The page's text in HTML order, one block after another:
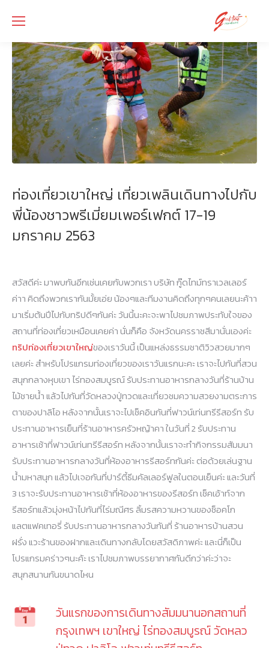
ท่องเที่ยวเขาใหญ่ เที่ยวเพลินเดินทางไปกับ
พี่น้องชาวพรีเมี่ยมเพอร์เฟกต์ 17-19
มกราคม 2563
สวัสดีค่ะ มาพบกันอีกเช่นเคยกับพวกเรา บริษัท กู๊ดไทม์ทราเวลเลอร์
ค่าา คิดถึงพวกเรากันมั้ยเอ่ย น้องๆและทีมงานคิดถึงทุกๆคนเลยนะค้าา
มาเริ่มต้นปีไปกับทริปดีๆกันค่ะ วันนี้นะคะจะพาไปชมภาพประทับใจของ
สถานที่ท่องเที่ยวเหมือนเคยค่า นั่นก็คือ จังหวัดนครราชสีมานั่นเองค่ะ
ทริปท่องเที่ยวเขาใหญ่ของเราวันนี้ เป็นแหล่งธรรมชาติวิวสวยมากๆ
เลยค่ะ สำหรับโปรแกรมท่องเที่ยวของเราวันแรกนะคะ เราจะไปกันที่สวน
สนุกกลางหุบเขา ไร่ทองสมบูรณ์ รับประทานอาหารกลางวันที่ร้านบ้าน
ไม้ชายน้ำ แล้วไปกันที่วัดหลวงปู่ทวดและเที่ยวชมความสวยงามตระการ
ตาของปาลิโอ หลังจากนั้นเราจะไปเช็คอินกันที่ฟาวน์เท่นทรีรีสอร์ท รับ
ประทานอาหารเย็นที่ร้านอาหารครัวหญ้าคา ในวันที่ 2 รับประทาน
อาหารเช้าที่ฟาวน์เท่นทรีรีสอร์ท หลังจากนั้นเราจะทำกิจกรรมสัมมนา
รับประทานอาหารกลางวันที่ห้องอาหารรีสอร์ทกันค่ะ ต่อด้วยเล่นฐาน
น้ำมหาสนุก แล้วไปเจอกันที่ปาร์ตี้ธีมคัลเลอร์ฟูลในตอนเย็นค่ะ และวันที่
3 เราจะรับประทานอาหารเช้าที่ห้องอาหารของรีสอร์ท เช็คเอ้าท์จาก
รีสอร์ทแล้วมุ่งหน้าไปกันที่ไร่มณีศร ลิ้มรสความหวานของช็อคโก
แลตแฟคเทอรี่ รับประทานอาหารกลางวันกันที่ ร้านอาหารบ้านสวน
ฝรั่ง แวะร้านของฝากและเดินทางกลับโดยสวัสดิภาพค่ะ และนี่ก็เป็น
โปรแกรมคร่าวๆนะค้ะ เราไปชมภาพบรรยากาศกันดีกว่าค่ะว่าจะ
สนุกสนานกันขนาดไหน
วันแรกของการเดินทางสัมมนานอกสถานที่
กรุงเทพฯ เขาใหญ่ ไร่ทองสมบูรณ์ วัดหลว